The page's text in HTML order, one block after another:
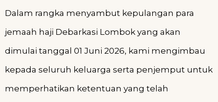
Dalam rangka menyambut kepulangan para
jemaah haji Debarkasi Lombok yang akan
dimulai tanggal 01 Juni 2026, kami mengimbau
kepada seluruh keluarga serta penjemput untuk
memperhatikan ketentuan yang telah